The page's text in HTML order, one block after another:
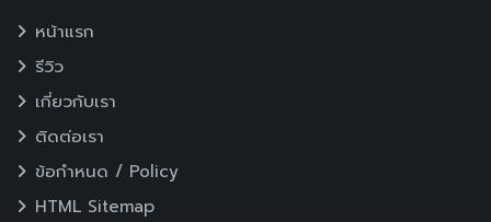
หน้าแรก
รีวิว
เกี่ยวกับเรา
ติดต่อเรา
ข้อกำหนด / Policy
HTML Sitemap